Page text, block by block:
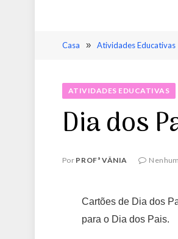
Casa » Atividades Educativas
ATIVIDADES EDUCATIVAS
Dia dos
Por PROFª VÂNIA
Cartões de Dia dos
para o Dia dos Pais.